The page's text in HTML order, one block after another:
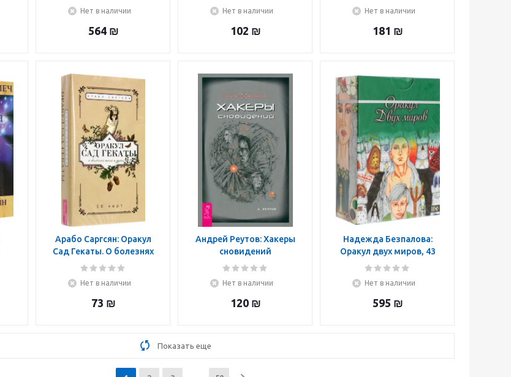
Нет в наличии
564₪
многомерного сознания
Нет в наличии
102 ₪
Нет в наличии
181 ₪
Арабо Саргсян: Оракул
Сад Гекаты. О болезнях
тела и души. 50 карт
Нет в наличии
73 ₪
Андрей Реутов: Хакеры
сновидений
Нет в наличии
120₪
Надежда Безпалова:
Оракул двух миров, 43
карты+ книга
Нет в наличии
595 ₪
Показать еще